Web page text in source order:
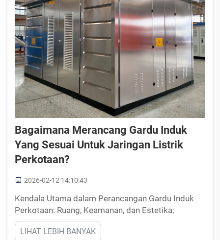
Bagaimana Merancang Gardu Induk
Yang Sesuai Untuk Jaringan Listrik
Perkotaan?
2026-02-12 14:10:43
Kendala Utama dalam Perancangan Gardu Induk
Perkotaan: Ruang, Keamanan, dan Estetika;
Mengatasi keterbatasan ruang di lingkungan
berkepadatan tinggi. Ruang selalu menjadi barang
LIHAT LEBIH BANYAK